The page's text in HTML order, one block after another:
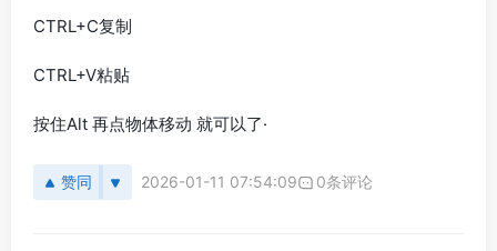
CTRL+C复制
CTRL+V粘贴
按住Alt 再点物体移动 就可以了·
赞同 2026-01-11 07:54:09 0条评论